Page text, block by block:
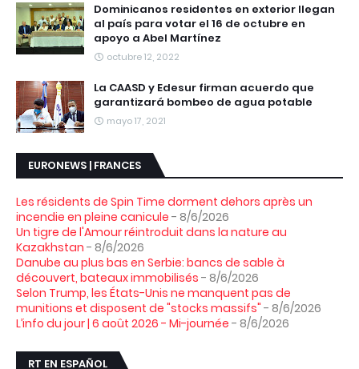
Dominicanos residentes en exterior llegan
al país para votar el 16 de octubre en
apoyo a Abel Martínez
octubre 12, 2022
La CAASD y Edesur firman acuerdo que
garantizará bombeo de agua potable
mayo 17, 2021
EURONEWS | FRANCES
Les résidents de Spin Time dorment dehors après un
incendie en pleine canicule - 8/6/2026
Un tigre de l'Amour réintroduit dans la nature au
Kazakhstan - 8/6/2026
Danube au plus bas en Serbie: bancs de sable à
découvert, bateaux immobilisés - 8/6/2026
Selon Trump, les États-Unis ne manquent pas de
munitions et disposent de "stocks massifs" - 8/6/2026
L’info du jour | 6 août 2026 - Mi-journée - 8/6/2026
RT EN ESPAÑOL